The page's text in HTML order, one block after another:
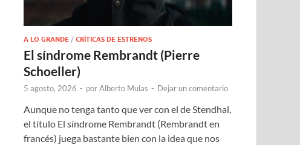
A LO GRANDE /CRÍTICAS DE ESTRENOS
El síndrome Rembrandt (Pierre
Schoeller)
5 agosto, 2026 - porAlberto Mulas - Dejar un comentario
Aunque no tenga tanto que ver con el de Stendhal,
el título El síndrome Rembrandt (Rembrandt en
francés) juega bastante bien con la idea que nos